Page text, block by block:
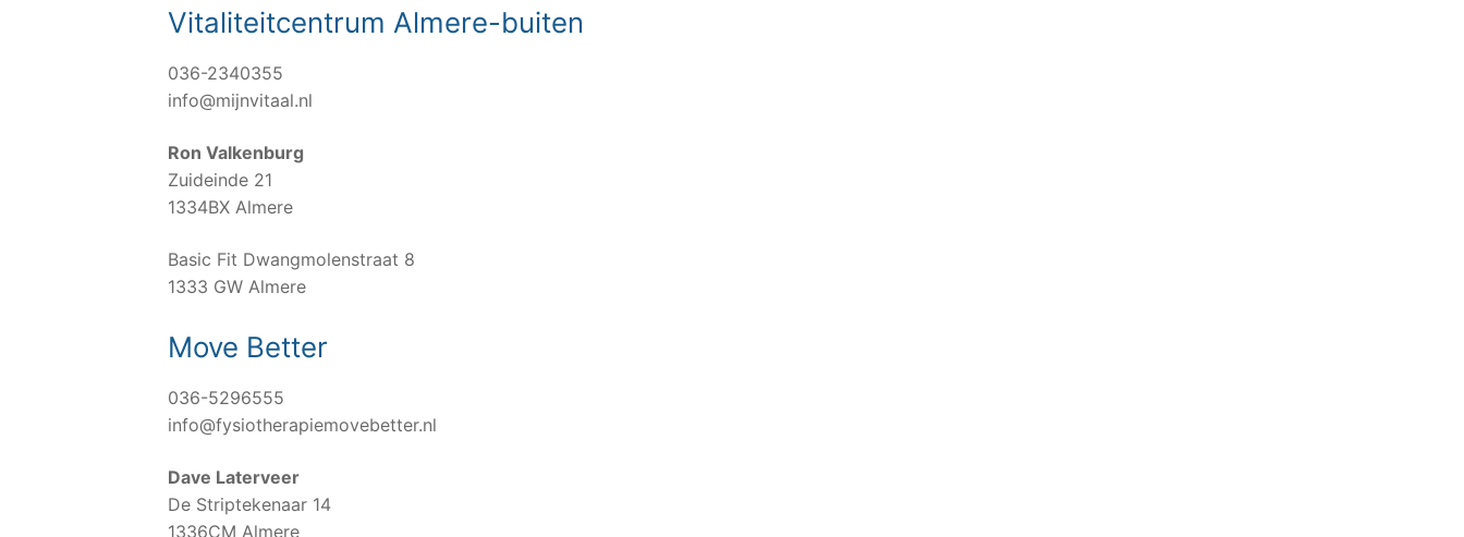
Vitaliteitcentrum Almere-buiten
036-2340355
info@mijnvitaal.nl
Ron Valkenburg
Zuideinde 21
1334BX Almere
Basic Fit Dwangmolenstraat 8
1333 GW Almere
Move Better
036-5296555
info@fysiotherapiemovebetter.nl
Dave Laterveer
De Striptekenaar 14
1336CM Almere